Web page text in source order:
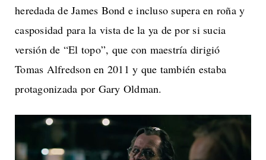
heredada de James Bond e incluso supera en roña y
casposidad para la vista de la ya de por si sucia
versión de “El topo”, que con maestría dirigió
Tomas Alfredson en 2011 y que también estaba
protagonizada por Gary Oldman.